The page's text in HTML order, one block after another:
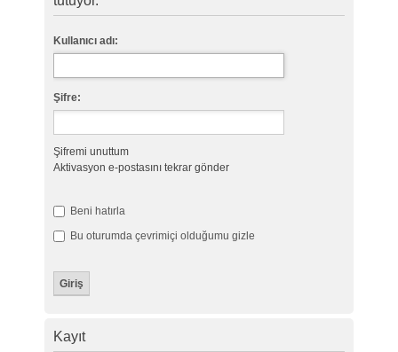
Kullanıcı adı:
Şifre:
Şifremi unuttum
Aktivasyon e-postasını tekrar gönder
Beni hatırla
Bu oturumda çevrimiçi olduğumu gizle
Kayıt